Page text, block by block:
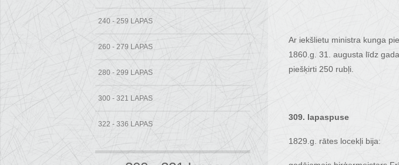
240 - 259 LAPAS
260 - 279 LAPAS
280 - 299 LAPAS
300 - 321 LAPAS
322 - 336 LAPAS
Ar iekšlietu ministra kunga
1860.g. 31. augusta līdz
piešķirti 250 rubļi.
309. lapaspuse
1829.g. rātes locekļi bija: